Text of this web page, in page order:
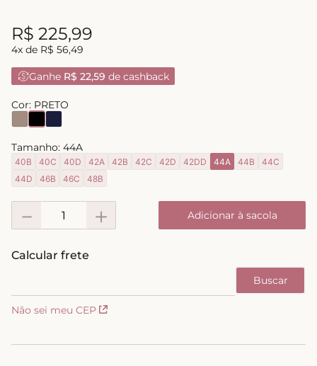
R$ 225,99
4x de R$ 56,49
Ganhe R$ 22,59 de cashback
Cor: PRETO
Tamanho: 44A
40B 40C 40D 42A 42B 42C 42D 42DD 44A 44B
44C
44D
46B 46C 48B
＋
－ Adicionar à sacola
Não sei meu CEP
calcinha alta
triangulo
short doll
biquini
calcinha